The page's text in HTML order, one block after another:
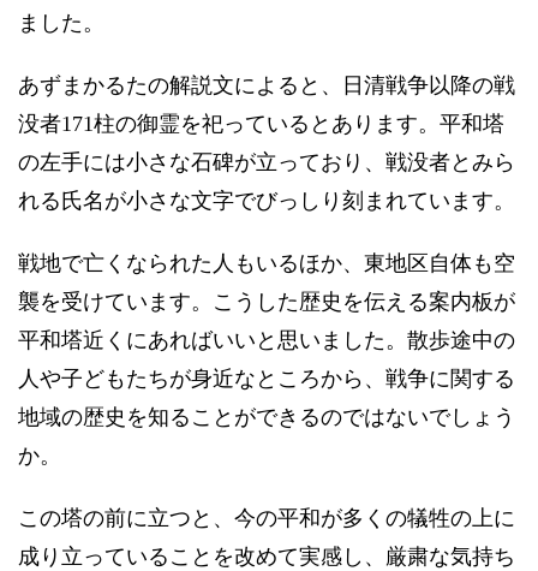
ました。
あずまかるたの解説文によると、日清戦争以降の戦
没者171柱の御霊を祀っているとあります。平和塔
の左手には小さな石碑が立っており、戦没者とみら
れる氏名が小さな文字でびっしり刻まれています。
戦地で亡くなられた人もいるほか、東地区自体も空
襲を受けています。こうした歴史を伝える案内板が
平和塔近くにあればいいと思いました。散歩途中の
人や子どもたちが身近なところから、戦争に関する
地域の歴史を知ることができるのではないでしょう
か。
この塔の前に立つと、今の平和が多くの犠牲の上に
成り立っていることを改めて実感し、厳粛な気持ち